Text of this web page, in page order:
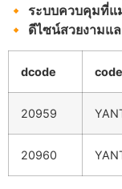
🔸 ระบบควบคุมที่แ
🔸 ดีไซน์สวยงามแ
dcode code
20959
20960